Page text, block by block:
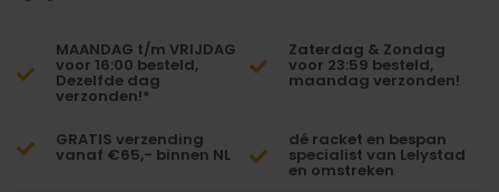
MAANDAG t/m VRIJDAG
voor 16:00 besteld,
Dezelfde dag
verzonden!*
Zaterdag & Zondag
voor 23:59 besteld,
maandag verzonden!
GRATIS verzending
vanaf €65,- binnen NL
dé racket en bespan
specialist van Lelystad
en omstreken